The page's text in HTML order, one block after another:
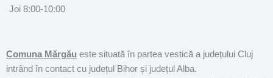
Joi 8:00-10:00
Comuna Mărgău este situată în partea vestică a județului Cluj
intrând în contact cu județul Bihor și județul Alba.